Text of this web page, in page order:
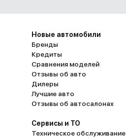
Новые автомобили
Бренды
Кредиты
Сравнения моделей
Отзывы об авто
Дилеры
Лучшие авто
Отзывы об автосалонах
Сервисы и ТО
Техническое обслуживание